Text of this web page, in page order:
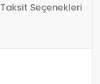
Taksit Seçenekleri